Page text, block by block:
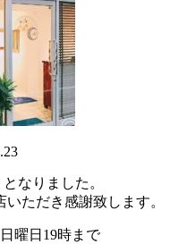
なりました。
ただき感謝致します。
曜日19時まで